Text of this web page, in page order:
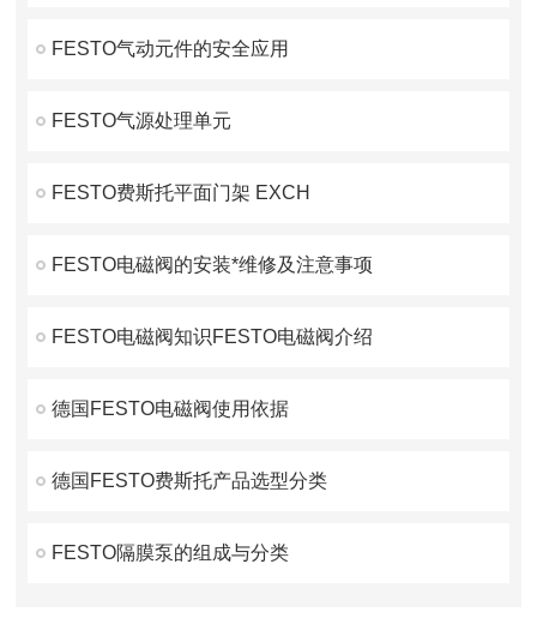
FESTO气动元件的安全应用
FESTO气源处理单元
FESTO费斯托平面门架 EXCH
FESTO电磁阀的安装*维修及注意事项
FESTO电磁阀知识FESTO电磁阀介绍
德国FESTO电磁阀使用依据
德国FESTO费斯托产品选型分类
FESTO隔膜泵的组成与分类